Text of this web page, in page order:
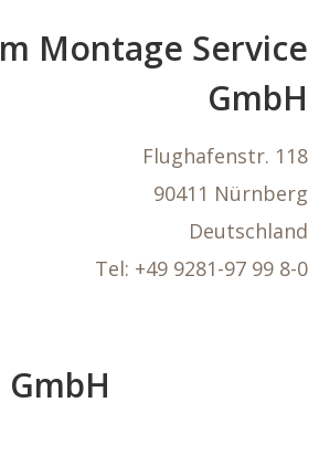
Montage Service
GmbH
Flughafenstr. 118
90411 Nürnberg
Deutschland
Tel: +49 9281-97 99 8-0